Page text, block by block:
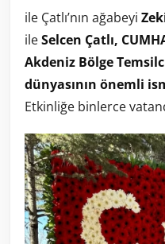
ile Çatlı’nın ağabeyi
ileSelcen Çatlı,
Akdeniz Bölge
dünyasının önemli
Etkinliğe binlerce